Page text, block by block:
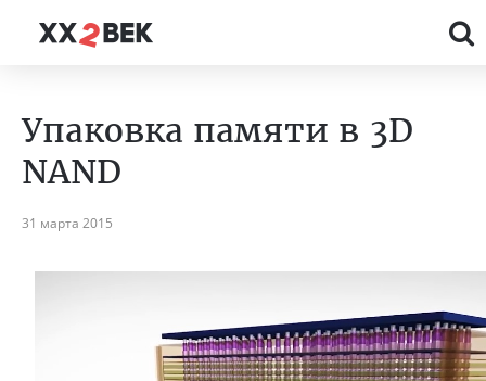
Упаковка памяти в 3D
NAND
31 марта 2015